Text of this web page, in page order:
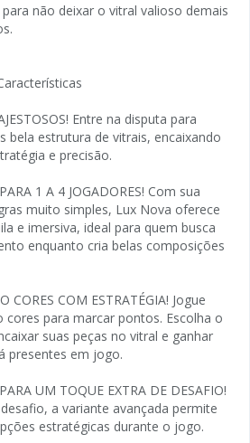
não deixar o vitral valioso demais
Entre na disputa para
bela estrutura de vitrais, encaixando
e precisão.
1 A 4 JOGADORES! Com sua
muito simples, Lux Nova oferece
e imersiva, ideal para quem busca
enquanto cria belas composições
CORES COM ESTRATÉGIA! Jogue
cores para marcar pontos. Escolha o
suas peças no vitral e ganhar
presentes em jogo.
UM TOQUE EXTRA DE DESAFIO!
a variante avançada permite
estratégicas durante o jogo.